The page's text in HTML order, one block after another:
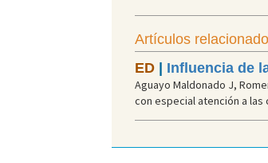
Artículos
ED| Influencia de
Aguayo Maldonado J,
con especial atención a las